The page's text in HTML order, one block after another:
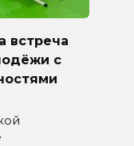
встреча
с